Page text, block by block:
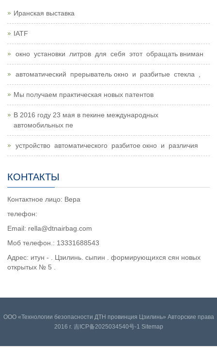
Иранская выставка
IATF
окно установки литров для себя этот обращать вниман
автоматический прерыватель окно и разбитые стекла ,
Мы получаем практическая новых патентов
В 2016 году 23 мая в пекине международных
автомобильных пе
устройство автоматического разбитое окно и различия
КОНТАКТЫ
Контактное лицо: Вера
телефон:
Email: rella@dtnairbag.com
Моб телефон.: 13331688543
Адрес: итун - . Цзилинь. сыпин . формирующихся сян новых
открытых № 5 .
ООО «Технологии безопасности ДТН провинция Цзилинь» Авторские права
2016 г. 吉ICP备2025034540号-1 Sitemap